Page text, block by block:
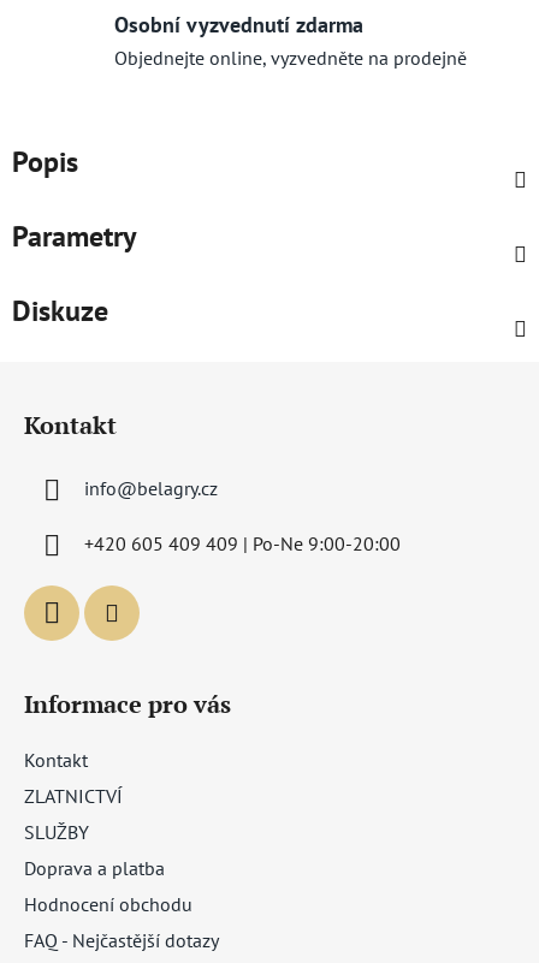
Osobní vyzvednutí zdarma
Objednejte online, vyzvedněte na prodejně
Popis
Parametry
Diskuze
Kontakt
info@belagry.cz
+420 605 409 409 | Po-Ne 9:00-20:00
Informace pro vás
Kontakt
ZLATNICTVÍ
SLUŽBY
Doprava a platba
Hodnocení obchodu
FAQ - Nejčastější dotazy